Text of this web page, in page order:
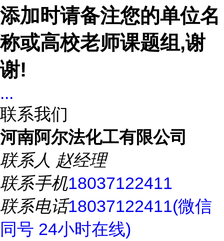
添加时请备注您的单位名
称或高校老师课题组,谢
谢!
...
联系我们
河南阿尔法化工有限公司
联系人 赵经理
联系手机18037122411
联系电话18037122411(微信
同号 24小时在线)